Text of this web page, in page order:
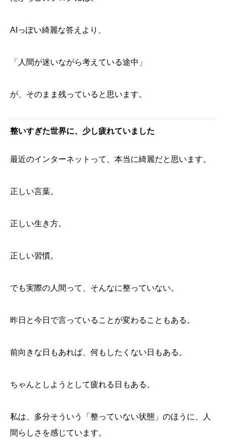
AIっぽい綺麗な答えより、
「人間が迷いながら考えている途中」
が、そのまま残っていると思います。
整いすぎた世界に、少し疲れていました
最近のインターネットって、本当に綺麗だと思います。
正しい言葉。
正しい生き方。
正しい習慣。
でも実際の人間って、そんなに整っていない。
昨日と今日で言っていることが変わることもある。
前向きな日もあれば、何もしたくない日もある。
ちゃんとしようとして疲れる日もある。
私は、多分そういう「整っていない状態」のほうに、人
間らしさを感じています。